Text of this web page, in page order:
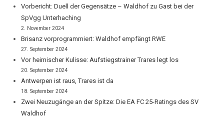
Vorbericht: Duell der Gegensätze – Waldhof zu Gast bei der
SpVgg Unterhaching
2. November 2024
Brisanz vorprogrammiert: Waldhof empfängt RWE
27. September 2024
Vor heimischer Kulisse: Aufstiegstrainer Trares legt los
20. September 2024
Antwerpen ist raus, Trares ist da
18. September 2024
Zwei Neuzugänge an der Spitze: Die EA FC 25-Ratings des SV
Waldhof